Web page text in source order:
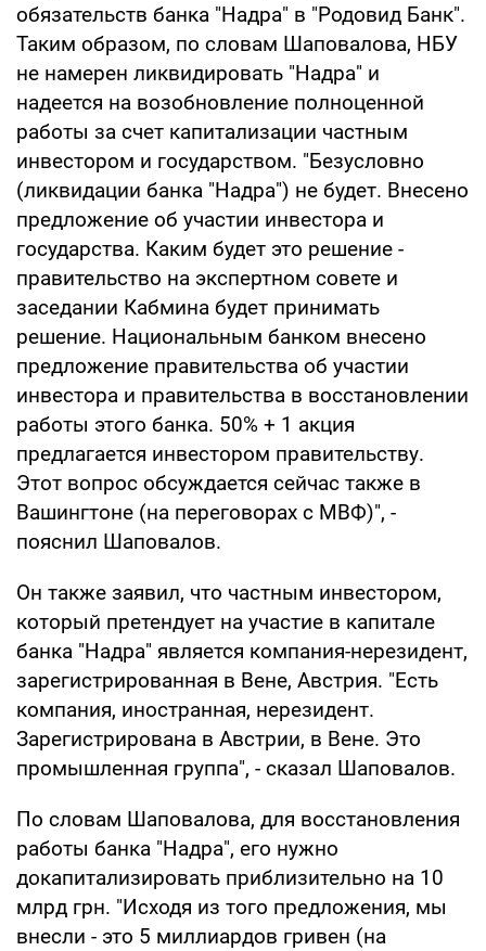
обязательств банка "Надра" в "Родовид Банк".
Таким образом, по словам Шаповалова, НБУ
не намерен ликвидировать "Надра" и
надеется на возобновление полноценной
работы за счет капитализации частным
инвестором и государством. "Безусловно
(ликвидации банка "Надра") не будет. Внесено
предложение об участии инвестора и
государства. Каким будет это решение -
правительство на экспертном совете и
заседании Кабмина будет принимать
решение. Национальным банком внесено
предложение правительства об участии
инвестора и правительства в восстановлении
работы этого банка. 50% + 1 акция
предлагается инвестором правительству.
Этот вопрос обсуждается сейчас также в
Вашингтоне (на переговорах с МВФ)", -
пояснил Шаповалов.
Он также заявил, что частным инвестором,
который претендует на участие в капитале
банка "Надра" является компания-нерезидент,
зарегистрированная в Вене, Австрия. "Есть
компания, иностранная, нерезидент.
Зарегистрирована в Австрии, в Вене. Это
промышленная группа", - сказал Шаповалов.
По словам Шаповалова, для восстановления
работы банка "Надра", его нужно
докапитализировать приблизительно на 10
млрд грн. "Исходя из того предложения, мы
внесли - это 5 миллиардов гривен (на